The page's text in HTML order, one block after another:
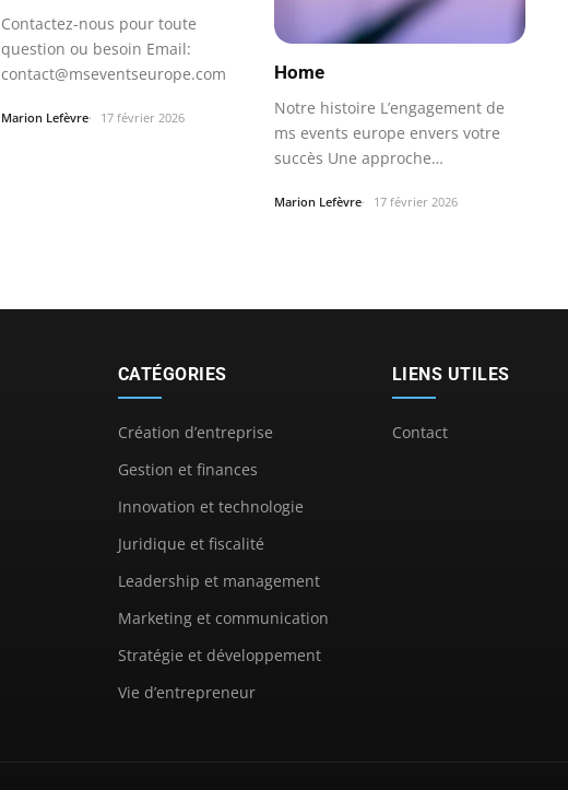
Contactez-nous pour toute
question ou besoin Email:
contact@mseventseurope.com
Marion Lefèvre 17 février 2026
Home
Notre histoire L’engagement de
ms events europe envers votre
succès Une approche
Marion Lefèvre 17 février 2026
CATÉGORIES
Création d’entreprise
Gestion et finances
Innovation et technologie
Juridique et fiscalité
Leadership et management
Marketing et communication
Stratégie et développement
Vie d’entrepreneur
LIENS UTILES
Contact